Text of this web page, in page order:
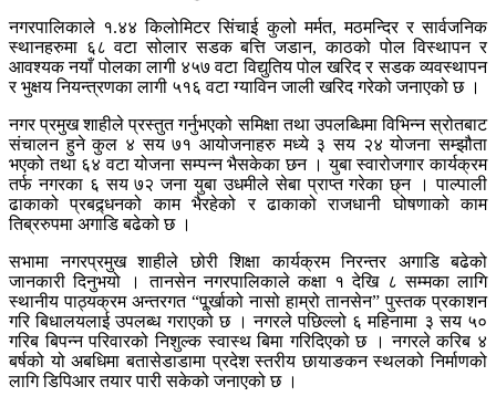
नगरपालिकाले १.४४ किलोमिटर सिंचाई कुलो मर्मत, मठमन्दिर र सार्वजनिक
स्थानहरुमा ६८ वटा सोलार सडक बत्ति जडान, काठको पोल विस्थापन र
आवश्यक नयाँ पोलका लागी ४५७ वटा विद्युतिय पोल खरिद र सडक व्यवस्थापन
र भुक्षय नियन्त्रणका लागी ५१६ वटा ग्याविन जाली खरिद गरेको जनाएको छ ।
नगर प्रमुख शाहीले प्रस्तुत गर्नुभएको समिक्षा तथा उपलब्धिमा विभिन्न स्रोतबाट
संचालन हुने कुल ४ सय ७१ आयोजनाहरु मध्ये ३ सय २४ योजना सम्झौता
भएको तथा ६४ वटा योजना सम्पन्न भैसकेका छन । युबा स्वारोजगार कार्यक्रम
तर्फ नगरका ६ सय ७२ जना युबा उधमीले सेबा प्राप्त गरेका छ्न । पाल्पाली
ढाकाको प्रबद्र्धनको काम भैरहेको र ढाकाको राजधानी घोषणाको काम
तिब्ररुपमा अगाडि बढेको छ ।
सभामा नगरप्रमुख शाहीले छोरी शिक्षा कार्यक्रम निरन्तर अगाडि बढेको
जानकारी दिनुभयो । तानसेन नगरपालिकाले कक्षा १ देखि ८ सम्मका लागि
स्थानीय पाठ्यक्रम अन्तरगत “पू्र्खाको नासो हाम्रो तानसेन” पुस्तक प्रकाशन
गरि बिधालयलाई उपलब्ध गराएको छ । नगरले पछिल्लो ६ महिनामा ३ सय ५०
गरिब बिपन्न परिवारको निशुल्क स्वास्थ बिमा गरिदिएको छ । नगरले करिब ४
बर्षको यो अबधिमा बतासेडाडामा प्रदेश स्तरीय छायाङकन स्थलको निर्माणको
लागि डिपिआर तयार पारी सकेको जनाएको छ ।